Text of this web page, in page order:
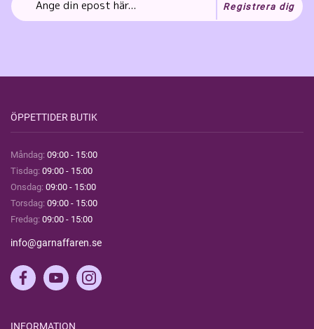
Registrera dig
ÖPPETTIDER BUTIK
Måndag: 09:00 - 15:00
Tisdag: 09:00 - 15:00
Onsdag: 09:00 - 15:00
Torsdag: 09:00 - 15:00
Fredag: 09:00 - 15:00
info@garnaffaren.se
INFORMATION